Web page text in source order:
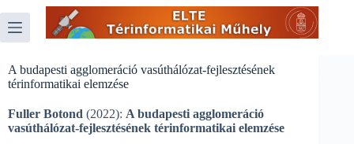
to
content
A budapesti agglomeráció vasúthálózat-fejlesztésének
térinformatikai elemzése
Fuller Botond (2022): A budapesti agglomeráció
vasúthálózat-fejlesztésének térinformatikai elemzése